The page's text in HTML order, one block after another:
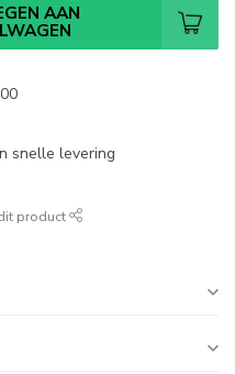
AAN
snelle levering
product